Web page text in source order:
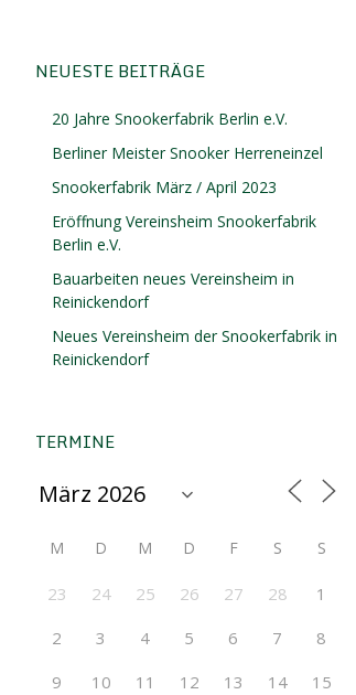
NEUESTE BEITRÄGE
20 Jahre Snookerfabrik Berlin e.V.
Berliner Meister Snooker Herreneinzel
Snookerfabrik März / April 2023
Eröffnung Vereinsheim Snookerfabrik
Berlin e.V.
Bauarbeiten neues Vereinsheim in
Reinickendorf
Neues Vereinsheim der Snookerfabrik in
Reinickendorf
TERMINE
M D M D F S S
23 24 25 26 27 28
1
2
3 4 5 6 7
8
9
10 11 12 13 14
15